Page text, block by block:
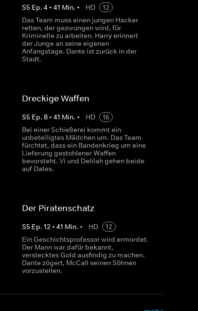
S5 Ep. 4 • 41 Min. • HD
12
Das Team muss einen jungen Hacker
retten, der gezwungen wird, für
Kriminelle zu arbeiten. Harry erinnert
der Junge an seine eigenen
Anfangstage. Dante ist zurück in der
Stadt.
Dreckige Waffen
S5 Ep. 8• 41 Min. • HD
16
Bei einer Schießerei kommt ein
unbeteiligtes Mädchen um. Das Team
fürchtet, dass ein Bandenkrieg um eine
Lieferung gestohlener Waffen
bevorsteht. Vi und Delilah gehen beide
auf Dates.
Der Piratenschatz
S5 Ep. 12 • 41 Min. • HD
12
Ein Geschichtsprofessor wird ermordet.
Der Mann war dafür bekannt,
verstecktes Gold ausfindig zu machen.
Dante zögert, McCall seinen Söhnen
vorzustellen.